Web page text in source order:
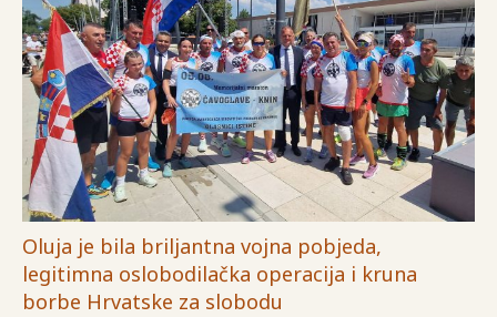
Oluja je bila briljantna vojna pobjeda,
legitimna oslobodilačka operacija i kruna
borbe Hrvatske za slobodu